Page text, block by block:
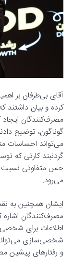
آقای بی‌طرفان بر
کرده و بیان داشتند
مصرف‌کنندگان ایجاد
گوناگون، توضیح
می‌تواند احساسات
گردنبند کارتی که
حس متفاوتی نسبت
می‌رود.
ایشان همچنین به
مصرف‌کنندگان اشاره
اطلاعات برای
شخصی‌سازی می‌تواند
و رفتارهای پیشین